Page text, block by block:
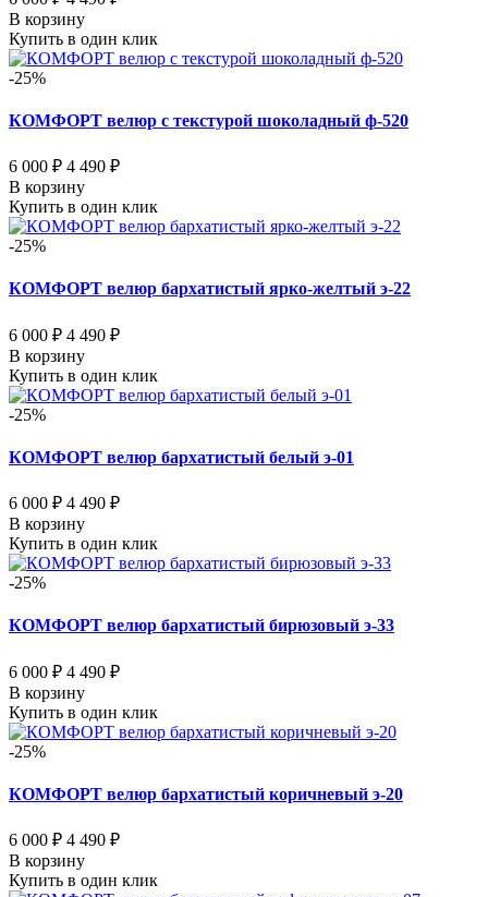
В корзину
Купить в один клик
-25%
КОМФОРТ велюр с текстурой шоколадный ф-520
6 000 ₽ 4 490 ₽
В корзину
Купить в один клик
-25%
КОМФОРТ велюр бархатистый ярко-желтый э-22
6 000 ₽ 4 490 ₽
В корзину
Купить в один клик
-25%
КОМФОРТ велюр бархатистый белый э-01
6 000 ₽ 4 490 ₽
В корзину
Купить в один клик
-25%
КОМФОРТ велюр бархатистый бирюзовый э-33
6 000 ₽ 4 490 ₽
В корзину
Купить в один клик
-25%
КОМФОРТ велюр бархатистый коричневый э-20
6 000 ₽ 4 490 ₽
В корзину
Купить в один клик